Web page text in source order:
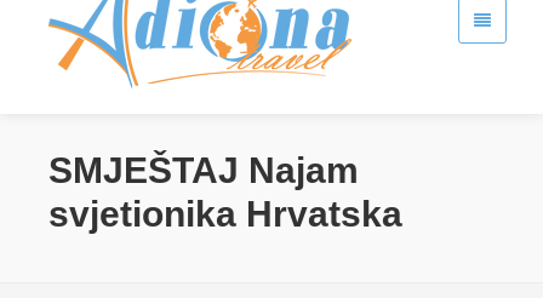
SMJEŠTAJ Najam
svjetionika Hrvatska